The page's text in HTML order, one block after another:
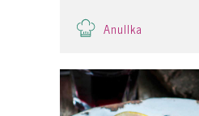
Anullka